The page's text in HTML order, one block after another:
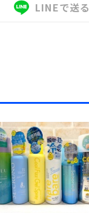
LINEで送る